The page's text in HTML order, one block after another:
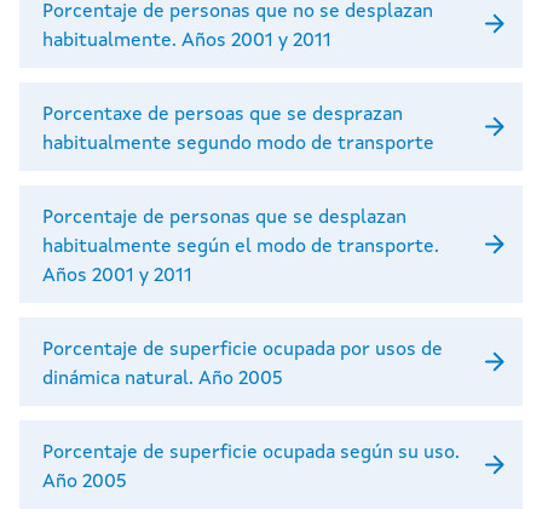
Porcentaje de personas que no se desplazan
habitualmente. Años 2001 y 2011
Porcentaxe de persoas que se desprazan
habitualmente segundo modo de transporte
Porcentaje de personas que se desplazan
habitualmente según el modo de transporte.
Años 2001 y 2011
Porcentaje de superficie ocupada por usos de
dinámica natural. Año 2005
Porcentaje de superficie ocupada según su uso.
Año 2005